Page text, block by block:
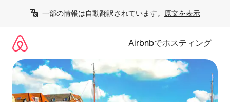
一部の情報は自動翻訳されています。 原文を表示
Airbnbでホスティング